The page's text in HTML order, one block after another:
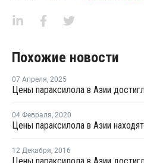
Похожие новости
07 Апреля, 2025
Цены параксилола в Азии
04 Февраля, 2020
12 Декабря, 2016